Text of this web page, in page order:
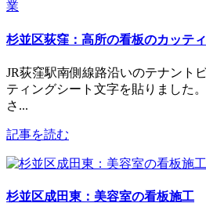
杉並区荻窪：高所の看板のカッテ
JR荻窪駅南側線路沿いのテナント
ティングシート文字を貼りました
さ...
記事を読む
杉並区成田東：美容室の看板施工